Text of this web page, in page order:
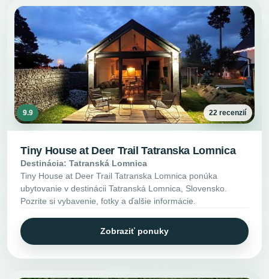
9.9 22 recenzií
Tiny House at Deer Trail Tatranska Lomnica
Destinácia: Tatranská Lomnica
Tiny House at Deer Trail Tatranska Lomnica ponúka
ubytovanie v destinácii Tatranská Lomnica, Slovensko.
Pozrite si vybavenie, fotky a ďalšie informácie.
Zobraziť ponuky